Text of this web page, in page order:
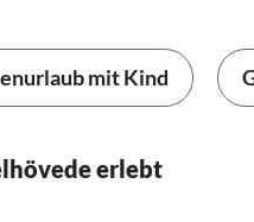
mit Kind
erlebt